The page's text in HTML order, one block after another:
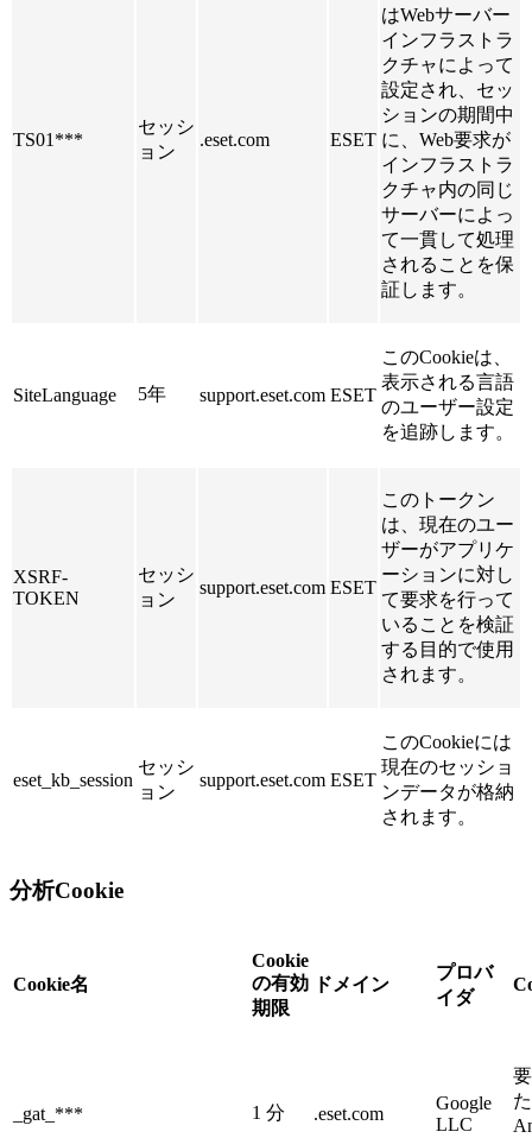
TS01***
セッシ
ョン
.eset.com ESET
はWebサーバー
インフラストラ
クチャによって
設定され、セッ
ションの期間中
に、Web要求が
インフラストラ
クチャ内の同じ
サーバーによっ
て一貫して処理
されることを保
証します。
SiteLanguage 5年 support.eset.com ESET
このCookieは、
表示される言語
のユーザー設定
を追跡します。
XSRF-
TOKEN
セッシ
ョン
support.eset.com ESET
このトークン
は、現在のユー
ザーがアプリケ
ーションに対し
て要求を行って
いることを検証
する目的で使用
されます。
eset_kb_session
セッシ
ョン
support.eset.com ESET
このCookieには
現在のセッショ
ンデータが格納
されます。
分析Cookie
Cookie名
Cookie
の有効
期限
ドメイン
プロバ
イダ
_gat_*** 1 分 .eset.com
Google
LLC